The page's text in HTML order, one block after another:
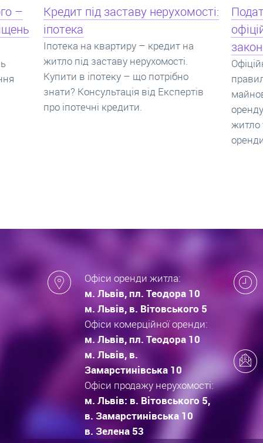
Податок з оренди квартири,
офіційний договір оренди та
законна здача житла
Офіційно здати квартиру в найм. Як
правильно укладати договір
майнового найму, який податок за
оренду квартири. Законно здати
ціни
Офіси оренди житла:
м. Львів, пл. Теодора 10
м. Львів, в. Вітовського 5
Офіси комерційної оренди:
м. Львів, пл. Теодора 10
м. Львів, в.
Замарстинівська 10
Офіси продажу нерухомості:
м. Львів: в. Вітовського 5,
в. Замарстинівська 10
в. Зелена 53